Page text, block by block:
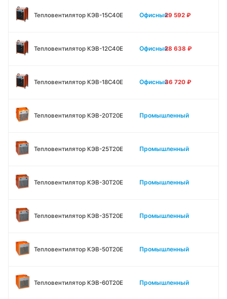
Тепловентилятор КЭВ-15С40Е Офисный29 592 ₽
Тепловентилятор КЭВ-12С40Е Офисный28 638 ₽
Тепловентилятор КЭВ-18С40Е Офисный36 720 ₽
Тепловентилятор КЭВ-20Т20Е Промышленный
Тепловентилятор КЭВ-25Т20Е Промышленный
Тепловентилятор КЭВ-30Т20Е Промышленный
Тепловентилятор КЭВ-35Т20Е Промышленный
Тепловентилятор КЭВ-50Т20Е Промышленный
Тепловентилятор КЭВ-60Т20Е Промышленный